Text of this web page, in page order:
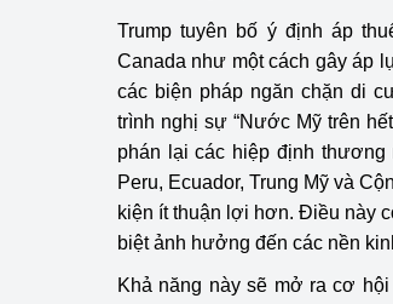
Trump tuyên bố ý định áp
Canada như một cách gây áp
các biện pháp ngăn chặn di
trình nghị sự “Nước Mỹ trên
phán lại các hiệp định thương
Peru, Ecuador, Trung Mỹ và
kiện ít thuận lợi hơn. Điều này
biệt ảnh hưởng đến các nền
Khả năng này sẽ mở ra cơ